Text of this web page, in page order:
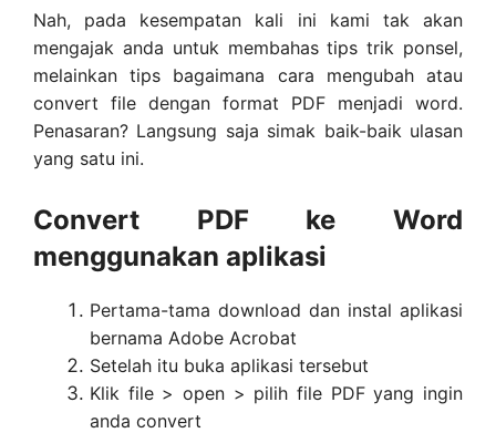
Nah, pada kesempatan kali ini kami tak akan
mengajak anda untuk membahas tips trik ponsel,
melainkan tips bagaimana cara mengubah atau
convert file dengan format PDF menjadi word.
Penasaran? Langsung saja simak baik-baik ulasan
yang satu ini.
Convert PDF ke Word
menggunakan aplikasi
Pertama-tama download dan instal aplikasi
bernama Adobe Acrobat
Setelah itu buka aplikasi tersebut
Klik file > open > pilih file PDF yang ingin
anda convert